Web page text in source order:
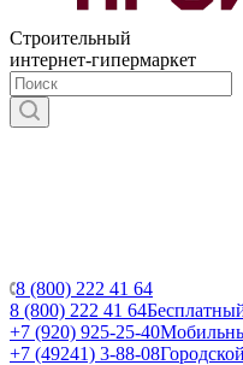
Строительный
интернет-гипермаркет
8 (800) 222 41 64
8 (800) 222 41 64
+7 (920) 925-25-40
+7 (49241) 3-88-08